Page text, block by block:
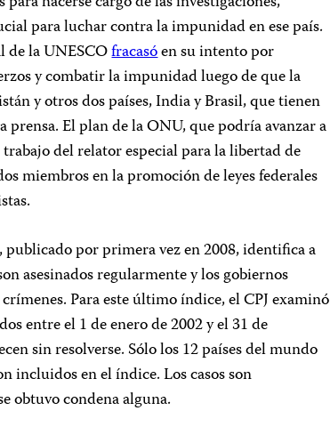
para luchar contra la impunidad en ese país.
de la UNESCOfracasóen su intento por
y combatir la impunidad luego de que la
y otros dos países, India y Brasil, que tienen
El plan de la ONU, que podría avanzar a
del relator especial para la libertad de
miembros en la promoción de leyes federales
por primera vez en 2008, identifica a
asesinados regularmente y los gobiernos
Para este último índice, el CPJ examinó
entre el 1 de enero de 2002 y el 31 de
sin resolverse. Sólo los 12 países del mundo
incluidos en el índice. Los casos son
obtuvo condena alguna.